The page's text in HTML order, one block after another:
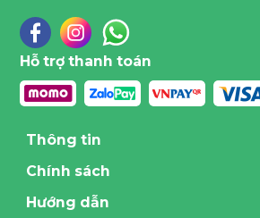
Hỗ trợ thanh toán
Thông tin
Chính sách
Hướng dẫn